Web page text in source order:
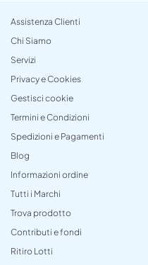
Assistenza Clienti
Chi Siamo
Servizi
Privacy e Cookies
Gestisci cookie
Termini e Condizioni
Spedizioni e Pagamenti
Blog
Informazioni ordine
Tutti i Marchi
Trova prodotto
Contributi e fondi
Ritiro Lotti